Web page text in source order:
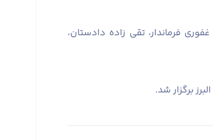
فرماندار، تقی زاده دادستان،
برگزار شد.